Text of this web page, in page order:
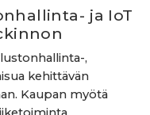
ja IoT
,
kehittävän
Kaupan myötä